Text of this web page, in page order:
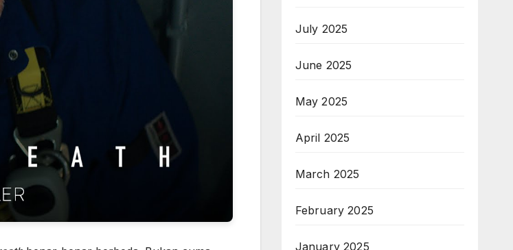
July 2025
June 2025
May 2025
April 2025
March 2025
February 2025
January 2025